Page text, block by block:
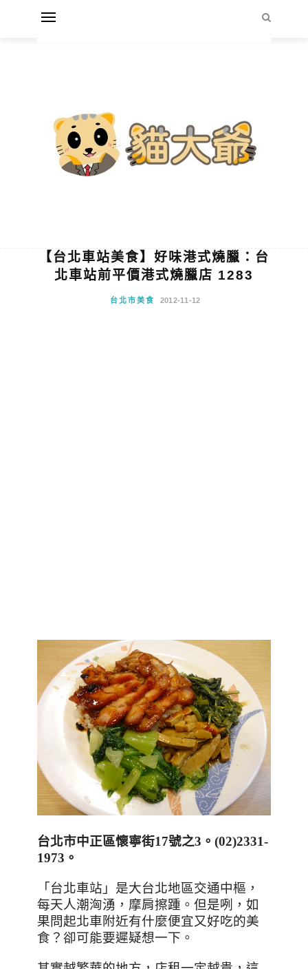
【台北車站美食】好味港式燒臘：台
北車站前平價港式燒臘店 1283
台北市美食 2012-11-12
台北市中正區懷寧街17號之3 。 (02)2331-
1973 。
「台北車站」是大台北地區交通中樞，
每天人潮洶湧，摩肩擦踵。但是咧，如
果問起北車附近有什麼便宜又好吃的美
食？卻可能要遲疑想一下。